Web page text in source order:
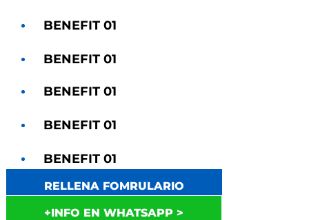
BENEFIT 01
BENEFIT 01
BENEFIT 01
BENEFIT 01
BENEFIT 01
RELLENA FOMRULARIO
+INFO EN WHATSAPP >